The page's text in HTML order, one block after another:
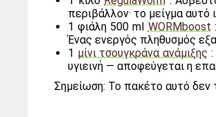
περιβάλλον· το μείγμα αυτό
1 φιάλη 500 ml WORMboost
Ένας ενεργός πληθυσμός
1 μίνι τσουγκράνα ανάμιξης
υγιεινή — αποφεύγεται η
Σημείωση: Το πακέτο αυτό δεν